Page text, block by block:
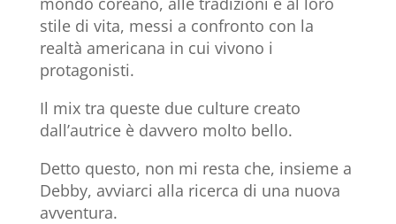
stile di vita, messi a confronto con la
realtà americana in cui vivono i
protagonisti.
Il mix tra queste due culture creato
dall’autrice è davvero molto bello.
Detto questo, non mi resta che, insieme a
Debby, avviarci alla ricerca di una nuova
avventura.